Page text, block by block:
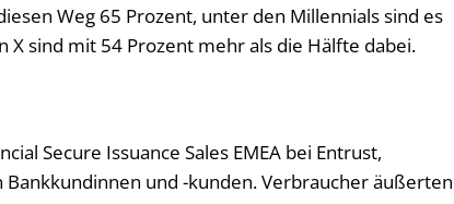
Weg 65 Prozent, unter den Millennials sind es
X sind mit 54 Prozent mehr als die Hälfte dabei.
Secure Issuance Sales EMEA bei Entrust,
und -kunden. Verbraucher äußerten